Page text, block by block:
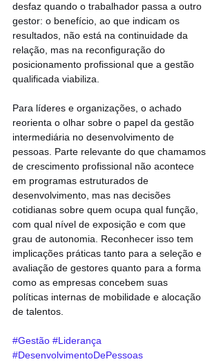
desfaz quando o trabalhador passa a outro
gestor: o benefício, ao que indicam os
resultados, não está na continuidade da
relação, mas na reconfiguração do
posicionamento profissional que a gestão
qualificada viabiliza.
Para líderes e organizações, o achado
reorienta o olhar sobre o papel da gestão
intermediária no desenvolvimento de
pessoas. Parte relevante do que chamamos
de crescimento profissional não acontece
em programas estruturados de
desenvolvimento, mas nas decisões
cotidianas sobre quem ocupa qual função,
com qual nível de exposição e com que
grau de autonomia. Reconhecer isso tem
implicações práticas tanto para a seleção e
avaliação de gestores quanto para a forma
como as empresas concebem suas
políticas internas de mobilidade e alocação
de talentos.
#Gestão #Liderança
#DesenvolvimentoDePessoas